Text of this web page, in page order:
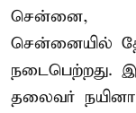
சென்னை,
சென்னையில்
நடைபெற்றது.
தலைவர்